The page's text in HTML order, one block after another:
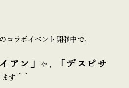
コラボイベント開催中で、
アン」 や、
「デスピサ
す＾＾